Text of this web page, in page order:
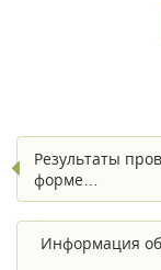
Результаты
форме…
Информация